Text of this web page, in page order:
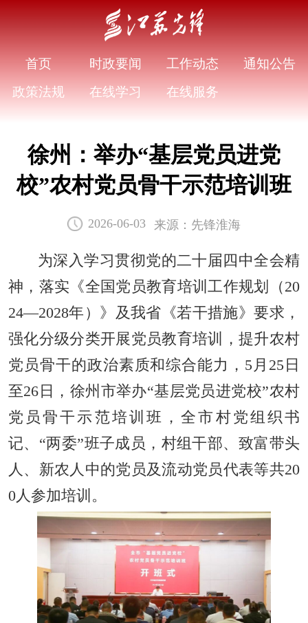
首页 时政要闻 工作动态
通知公告
政策法规
在线学习 在线服务
徐州：举办“基层党员进党
校”农村党员骨干示范培训班
2026-06-03 来源：先锋淮海
为深入学习贯彻党的二十届四中全会精
神，落实《全国党员教育培训工作规划（20
24—2028年）》及我省《若干措施》要求，
强化分级分类开展党员教育培训，提升农村
党员骨干的政治素质和综合能力，5月25日
至26日，徐州市举办“基层党员进党校”农村
党员骨干示范培训班，全市村党组织书
记、“两委”班子成员，村组干部、致富带头
人、新农人中的党员及流动党员代表等共20
0人参加培训。